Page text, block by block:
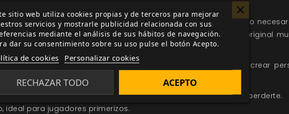
en la Era de la Resistencia...
de Aventuras es un completo libro de aventuras con todo lo
gelfling junto a tus amigos y aventurarte en el maravilloso y original
guarda con un mapa
Juego de Aventurasencontrarás todo lo que necesitas para crear
y aventurarte en el maravilloso y original mundo de Thra:
en tela de tapa dura con tres cintas que te ayudarán a no perderte.
ideal para jugadores primerizos.
sitio web utiliza cookies propias y de terceros para mejorar
servicios y mostrarle publicidad relacionada con sus
mediante el análisis de sus hábitos de navegación.
dar su consentimiento sobre su uso pulse el botón Acepto.
de cookies Personalizar cookies
RECHAZAR TODO ACEPTO